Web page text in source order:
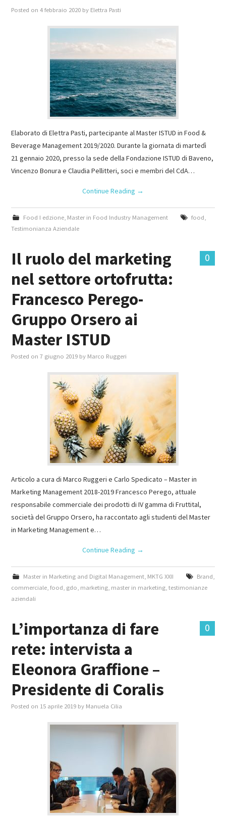
Posted on4 febbraio 2020 by Elettra Pasti
Elaborato di Elettra Pasti, partecipante al Master ISTUD in Food &
Beverage Management 2019/2020. Durante la giornata di martedì
21 gennaio 2020, presso la sede della Fondazione ISTUD di Baveno,
Vincenzo Bonura e Claudia Pellitteri, soci e membri del CdA…
Continue Reading →
Food I edzione, Master in Food Industry Management food
Testimonianza Aziendale
0
Il ruolo del marketing
nel settore ortofrutta:
Francesco Perego-
Gruppo Orsero ai
Master ISTUD
Posted on7 giugno 2019 by Marco Ruggeri
Articolo a cura di Marco Ruggeri e Carlo Spedicato – Master in
Marketing Management 2018-2019 Francesco Perego, attuale
responsabile commerciale dei prodotti di IV gamma di Fruttital,
società del Gruppo Orsero, ha raccontato agli studenti del Master
in Marketing Management e…
Continue Reading →
Master in Marketing and Digital Management, MKTG XXII Brand
commerciale ,food gdo marketing master in marketing ,testimonianze
aziendali
0
L’importanza di fare
rete: intervista a
Eleonora Graffione –
Presidente di Coralis
Posted on 15 aprile 2019 by Manuela Cilia